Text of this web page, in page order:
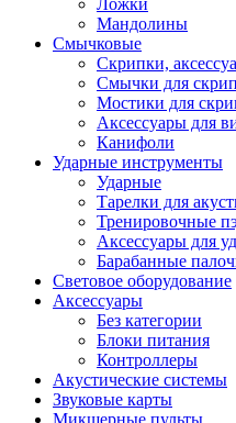
Ложки
Мандолины
Смычковые
Скрипки,
Смычки для
Мостики для
Аксессуары для
Канифоли
Ударные инструменты
Ударные
Тарелки для
Тренировочные
Аксессуары для
Барабанные
Световое оборудование
Аксессуары
Без категории
Блоки питания
Контроллеры
Акустические системы
Звуковые карты
Микшерные пульты